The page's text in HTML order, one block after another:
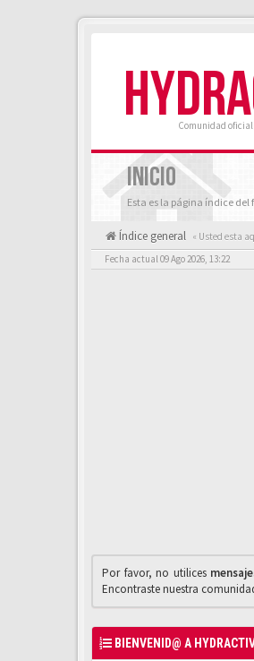
Comunidad
INICIO
Esta es la página índice del
Índice general « Usted esta
Fecha actual 09 Ago 2026, 13:22
Por favor, no utilices
Encontraste nuestra
BIENVENID@ A